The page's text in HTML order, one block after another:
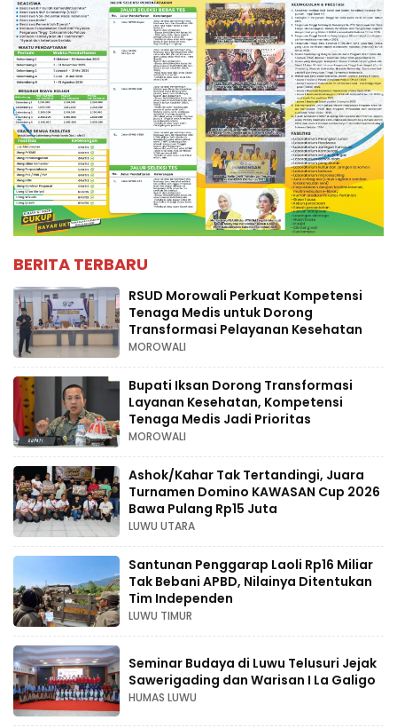
BERITA TERBARU
RSUD Morowali Perkuat Kompetensi
Tenaga Medis untuk Dorong
Transformasi Pelayanan Kesehatan
MOROWALI
Bupati Iksan Dorong Transformasi
Layanan Kesehatan, Kompetensi
Tenaga Medis Jadi Prioritas
MOROWALI
Ashok/Kahar Tak Tertandingi, Juara
Turnamen Domino KAWASAN Cup 2026
Bawa Pulang Rp15 Juta
LUWU UTARA
Santunan Penggarap Laoli Rp16 Miliar
Tak Bebani APBD, Nilainya Ditentukan
Tim Independen
LUWU TIMUR
Seminar Budaya di Luwu Telusuri Jejak
Sawerigading dan Warisan I La Galigo
HUMAS LUWU